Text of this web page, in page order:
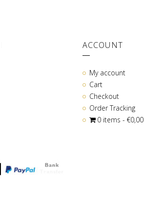
ACCOUNT
My account
Cart
Checkout
Order Tracking
0 items
€0,00